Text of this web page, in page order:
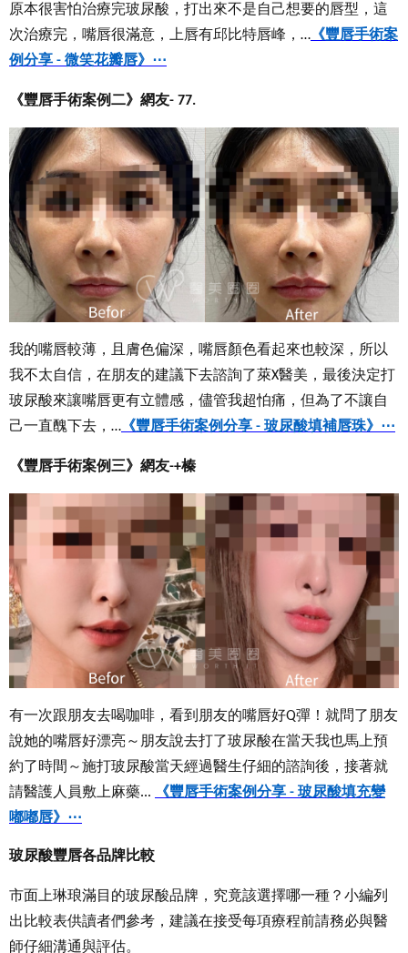
原本很害怕治療完玻尿酸，打出來不是自己想要的唇型，這
次治療完，嘴唇很滿意，上唇有邱比特唇峰， … 《豐唇手術案
例分享 - 微笑花瓣唇》 ⋯
《豐唇手術案例二》網友- 77.
我的嘴唇較薄，且膚色偏深，嘴唇顏色看起來也較深，所以
我不太自信，在朋友的建議下去諮詢了萊X醫美，最後決定打
玻尿酸來讓嘴唇更有立體感，儘管我超怕痛，但為了不讓自
己一直醜下去， … 《豐唇手術案例分享 - 玻尿酸填補唇珠》 ⋯
《豐唇手術案例三》網友-+榛
有一次跟朋友去喝咖啡，看到朋友的嘴唇好Q彈！就問了朋友
說她的嘴唇好漂亮～朋友說去打了玻尿酸在當天我也馬上預
約了時間～施打玻尿酸當天經過醫生仔細的諮詢後，接著就
請醫護人員敷上麻藥... 《豐唇手術案例分享 - 玻尿酸填充變
嘟嘟唇》 ⋯
玻尿酸豐唇各品牌比較
市面上琳琅滿目的玻尿酸品牌，究竟該選擇哪一種？小編列
出比較表供讀者們參考，建議在接受每項療程前請務必與醫
師仔細溝通與評估。